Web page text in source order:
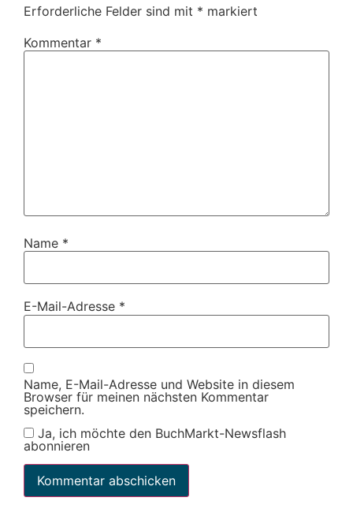
Erforderliche Felder sind mit * markiert
Kommentar *
Name *
E-Mail-Adresse *
Name, E-Mail-Adresse und Website in diesem
Browser für meinen nächsten Kommentar
speichern.
Ja, ich möchte den BuchMarkt-Newsflash
abonnieren